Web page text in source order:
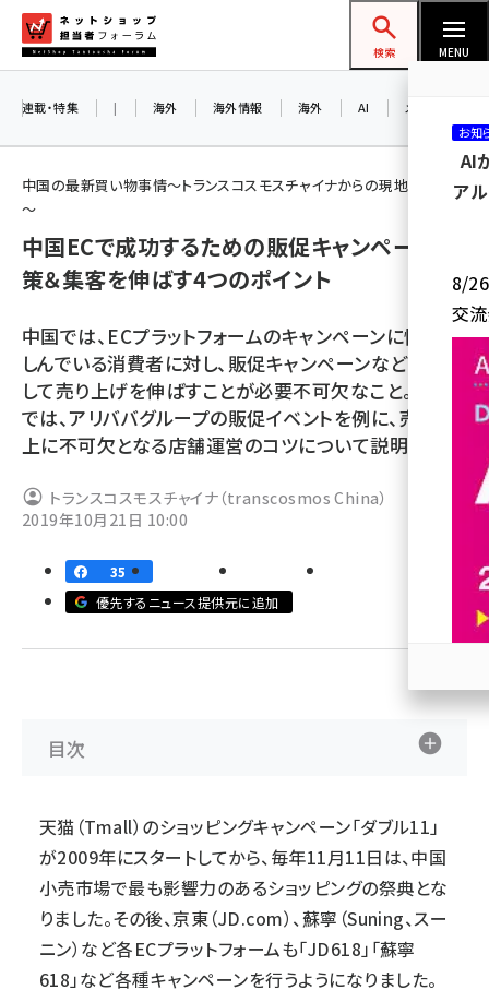
ン
ネットショップ担当者フォーラム
検索 MENU
amazon (2255)
yahoo (1906)
楽天 (1874)
ecbeing (1210)
アスクル (1122)
base (1081)
ビィ・フォアード (776)
revico (744)
連載・特集 | 海外 海外情報 海外 AI メタバース
中国の最新買い物事情～トランスコスモスチャイナからの現地レポート
～
中国ECで成功するための販促キャンペーン対
策＆集客を伸ばす4つのポイント
中国では、ECプラットフォームのキャンペーンに慣れ親
しんでいる消費者に対し、販促キャンペーンなどを活用
して売り上げを伸ばすことが必要不可欠なこと。本稿
では、アリババグループの販促イベントを例に、売上向
上に不可欠となる店舗運営のコツについて説明します
トランスコスモスチャイナ（transcosmos China）
2019年10月21日 10:00
35
優先するニュース提供元に追加
目次
天猫（Tmall）のショッピングキャンペーン「ダブル11」
が2009年にスタートしてから、毎年11月11日は、中国
小売市場で最も影響力のあるショッピングの祭典とな
りました。その後、京東（JD.com）、蘇寧（Suning、スー
ニン）など各ECプラットフォームも「JD618」「蘇寧
618」など各種キャンペーンを行うようになりました。
お知
AI
ア
8/26
交
参